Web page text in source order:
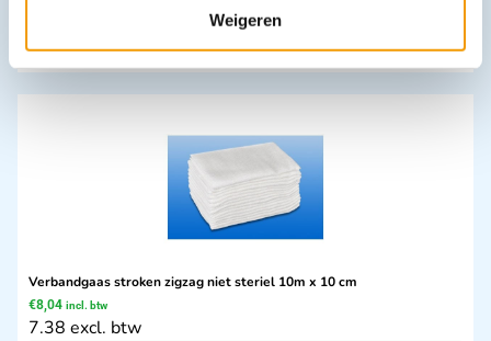
Weigeren
In winkelwagen
Leverbaar
Verbandgaas stroken zigzag niet steriel 10m x 10 cm
€8,04 incl. btw
7.38 excl. btw